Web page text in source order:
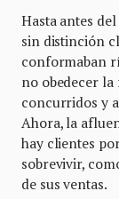
Hasta antes
sin distinción
conformaban
no obedecer
concurridos y
Ahora, la
hay clientes
sobrevivir,
de sus ventas.